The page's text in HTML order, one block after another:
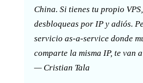
China. Si tienes tu propio
desbloqueas por IP y adiós.
servicio as-a-service donde
comparte la misma IP, te van
— Cristian Tala